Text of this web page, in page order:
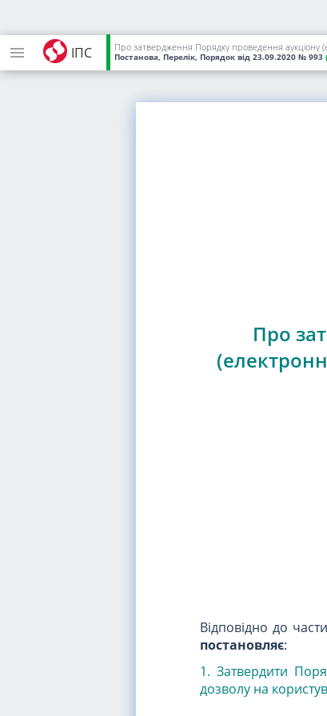
ІПС Про затвердження Порядку проведення аукціону
Постанова, Перелік, Порядок від 23.09.2020 № 993
Про
Відповідно до
постановляє:
1. Затвердити
дозволу на